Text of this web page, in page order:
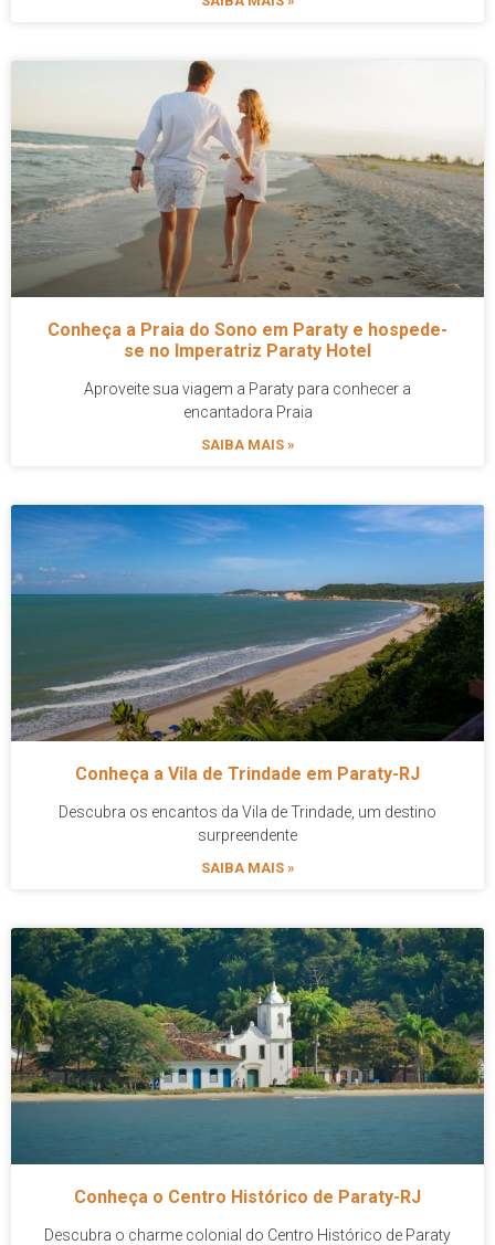
Conheça a Praia do Sono em Paraty e hospede-
se no Imperatriz Paraty Hotel
Aproveite sua viagem a Paraty para conhecer a
encantadora Praia
SAIBA MAIS »
Conheça a Vila de Trindade em Paraty-RJ
Descubra os encantos da Vila de Trindade, um destino
surpreendente
SAIBA MAIS »
Conheça o Centro Histórico de Paraty-RJ
Descubra o charme colonial do Centro Histórico de Paraty